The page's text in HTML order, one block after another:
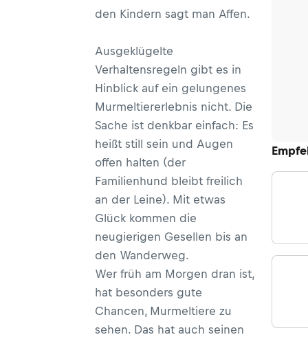
den Kindern sagt man Affen.
Ausgeklügelte
Verhaltensregeln gibt es in
Hinblick auf ein gelungenes
Murmeltiererlebnis nicht. Die
Sache ist denkbar einfach: Es
heißt still sein und Augen
offen halten (der
Familienhund bleibt freilich
an der Leine). Mit etwas
Glück kommen die
neugierigen Gesellen bis an
den Wanderweg.
Wer früh am Morgen dran ist,
hat besonders gute
Chancen, Murmeltiere zu
sehen. Das hat auch seinen